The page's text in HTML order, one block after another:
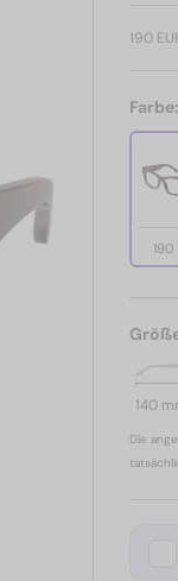
190
Farbe:
190
140
Die